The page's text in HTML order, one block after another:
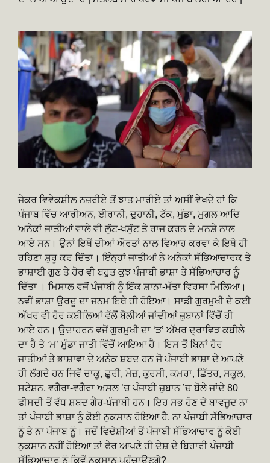
ਜੇਕਰ ਵਿਵੇਕਸ਼ੀਲ ਨਜ਼ਰੀਏ ਤੋਂ ਝਾਤ ਮਾਰੀਏ ਤਾਂ ਅਸੀਂ ਵੇਖਦੇ ਹਾਂ ਕਿ
ਪੰਜਾਬ ਵਿੱਚ ਆਰੀਅਨ, ਈਰਾਨੀ, ਦੁਹਾਨੀ, ਟੱਕ, ਮੁੰਡਾ, ਮੁਗਲ ਆਦਿ
ਅਨੇਕਾਂ ਜਾਤੀਆਂ ਵਾਲੇ ਵੀ ਲੁੱਟ-ਖਸੁੱਟ ਤੇ ਰਾਜ ਕਰਨ ਦੇ ਮਨਸ਼ੇ ਨਾਲ
ਆਏ ਸਨ। ਉਨਾਂ ਇਥੋਂ ਦੀਆਂ ਔਰਤਾਂ ਨਾਲ ਵਿਆਹ ਕਰਵਾ ਕੇ ਇਥੇ ਹੀ
ਰਹਿਣਾ ਸ਼ੁਰੂ ਕਰ ਦਿੱਤਾ। ਇੰਨ੍ਹਾਂ ਜਾਤੀਆਂ ਨੇ ਅਨੇਕਾਂ ਸੱਭਿਆਚਾਰਕ ਤੇ
ਭਾਸ਼ਾਈ ਗੁਣ ਤੇ ਹੋਰ ਵੀ ਬਹੁਤ ਕੁਝ ਪੰਜਾਬੀ ਭਾਸ਼ਾ ਤੇ ਸੱਭਿਆਚਾਰ ਨੂੰ
ਦਿੱਤਾ । ਮਿਸਾਲ ਵਜੋਂ ਪੰਜਾਬੀ ਨੂੰ ਇੱਕ ਸ਼ਾਨਾ-ਮੱਤਾ ਵਿਰਸਾ ਮਿਲਿਆ।
ਨਵੀਂ ਭਾਸ਼ਾ ਉਰਦੂ ਦਾ ਜਨਮ ਇਥੇ ਹੀ ਹੋਇਆ। ਸਾਡੀ ਗੁਰਮੁਖੀ ਦੇ ਕਈ
ਅੱਖਰ ਵੀ ਹੋਰ ਕਬੀਲਿਆਂ ਵੱਲੋਂ ਬੋਲੀਆਂ ਜਾਂਦੀਆਂ ਜ਼ੁਬਾਨਾਂ ਵਿੱਚੋਂ ਹੀ
ਆਏ ਹਨ। ਉਦਾਹਰਨ ਵਜੋਂ ਗੁਰਮੁਖੀ ਦਾ ‘ੜ’ ਅੱਖਰ ਦ੍ਰਾਵਿੜ ਕਬੀਲੇ
ਦਾ ਹੈ ਤੇ ‘ਮ’ ਮੁੰਡਾ ਜਾਤੀ ਵਿੱਚੋਂ ਆਇਆ ਹੈ। ਇਸ ਤੋਂ ਬਿਨਾਂ ਹੋਰ
ਜਾਤੀਆਂ ਤੇ ਭਾਸ਼ਾਵਾ ਦੇ ਅਨੇਕ ਸ਼ਬਦ ਹਨ ਜੋ ਪੰਜਾਬੀ ਭਾਸ਼ਾ ਦੇ ਆਪਣੇ
ਹੀ ਲੱਗਦੇ ਹਨ ਜਿਵੇਂ ਚਾਕੂ, ਛੁਰੀ, ਮੇਜ਼, ਕੁਰਸੀ, ਕਮਰਾ, ਛਿੱਤਰ, ਸਕੂਲ,
ਸਟੇਸ਼ਨ, ਵਗੈਰਾ-ਵਗੈਰਾ ਅਸਲ ’ਚ ਪੰਜਾਬੀ ਜ਼ੁਬਾਨ ’ਚ ਬੋਲੇ ਜਾਂਦੇ 80
ਫੀਸਦੀ ਤੋਂ ਵੱਧ ਸ਼ਬਦ ਗੈਰ-ਪੰਜਾਬੀ ਹਨ। ਇਹ ਸਭ ਹੋਣ ਦੇ ਬਾਵਜੂਦ ਨਾ
ਤਾਂ ਪੰਜਾਬੀ ਭਾਸ਼ਾ ਨੂੰ ਕੋਈ ਨੁਕਸਾਨ ਹੋਇਆ ਹੈ, ਨਾ ਪੰਜਾਬੀ ਸੱਭਿਆਚਾਰ
ਨੂੰ ਤੇ ਨਾ ਪੰਜਾਬ ਨੂੰ। ਜਦੋਂ ਵਿਦੇਸ਼ੀਆਂ ਤੋਂ ਪੰਜਾਬੀ ਸੱਭਿਆਚਾਰ ਨੂੰ ਕੋਈ
ਨੁਕਸਾਨ ਨਹੀਂ ਹੋਇਆ ਤਾਂ ਫੇਰ ਆਪਣੇ ਹੀ ਦੇਸ਼ ਦੇ ਬਿਹਾਰੀ ਪੰਜਾਬੀ
ਸੱਭਿਆਚਾਰ ਨੂੰ ਕਿਵੇਂ ਨੁਕਸਾਨ ਪਹੰਚਾਉਣਗੇ?